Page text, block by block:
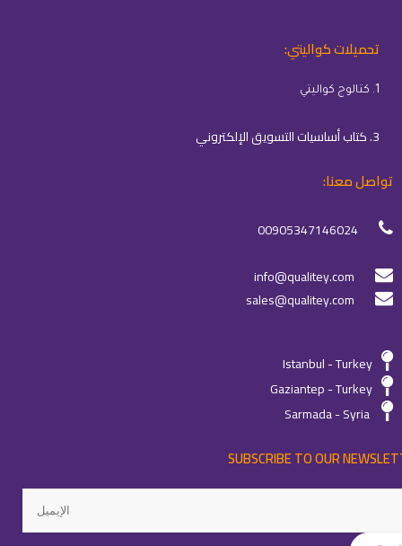
تحميلات كواليتي:
1. كتالوج كواليتي
3. كتاب أساسيات التسويق الإلكتروني
تواصل معنا:
00905347146024
info@qualitey.com
sales@qualitey.com
Istanbul - Turkey
Gaziantep - Turkey
Sarmada - Syria
SUBSCRIBE TO OUR